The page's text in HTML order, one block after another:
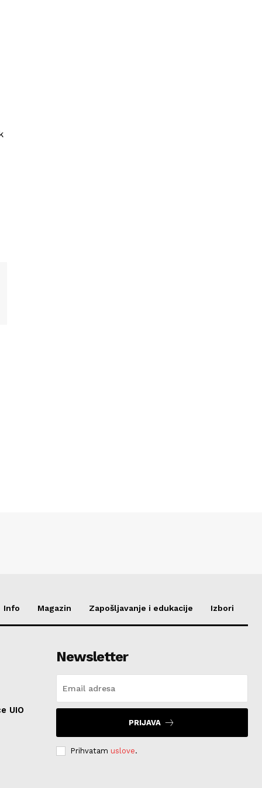
Info Magazin Zapošljavanje i edukacije Izbori
UIO
Newsletter
PRIJAVA
Prihvatam uslove.